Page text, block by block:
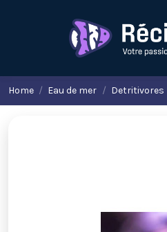
Home Eau de mer Detritivores